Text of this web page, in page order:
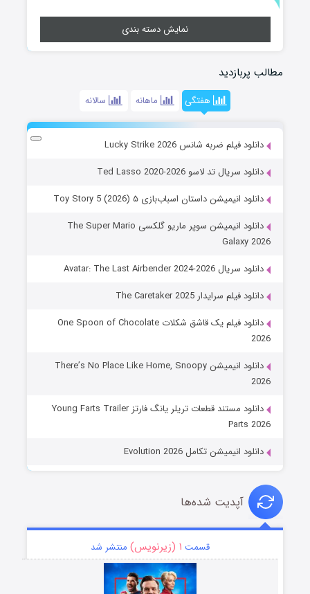
نمایش دسته بندی
مطالب پربازدید
هفتگی ماهانه سالانه
دانلود فیلم ضربه شانس Lucky Strike 2026
دانلود سریال تد لاسو Ted Lasso 2020-2026
دانلود انیمیشن داستان اسباب‌بازی ۵ Toy Story 5 (2026)
دانلود انیمیشن سوپر ماریو گلکسی The Super Mario
Galaxy 2026
دانلود سریال Avatar: The Last Airbender 2024-2026
دانلود فیلم سرایدار The Caretaker 2025
دانلود فیلم یک قاشق شکلات One Spoon of Chocolate
2026
دانلود انیمیشن There’s No Place Like Home, Snoopy
2026
دانلود مستند قطعات تریلر یانگ فارتز Young Farts Trailer
Parts 2026
دانلود انیمیشن تکامل Evolution 2026
آپدیت شده‌ها
قسمت ۱ (زیرنویس) منتشر شد